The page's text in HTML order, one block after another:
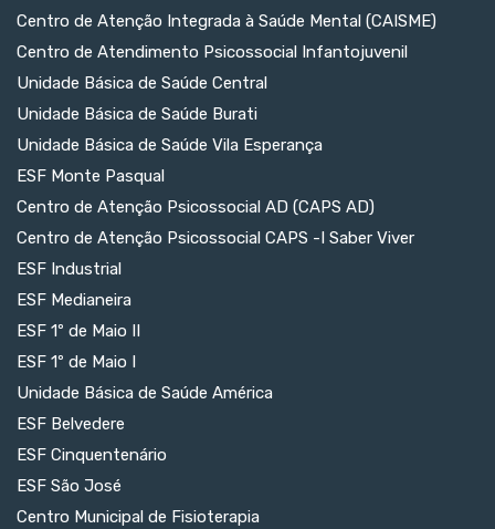
Centro de Atenção Integrada à Saúde Mental (CAISME)
Centro de Atendimento Psicossocial Infantojuvenil
Unidade Básica de Saúde Central
Unidade Básica de Saúde Burati
Unidade Básica de Saúde Vila Esperança
ESF Monte Pasqual
Centro de Atenção Psicossocial AD (CAPS AD)
Centro de Atenção Psicossocial CAPS -I Saber Viver
ESF Industrial
ESF Medianeira
ESF 1º de Maio II
ESF 1º de Maio I
Unidade Básica de Saúde América
ESF Belvedere
ESF Cinquentenário
ESF São José
Centro Municipal de Fisioterapia